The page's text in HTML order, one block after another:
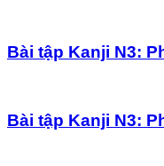
Bài tập Kanji N3:
Bài tập Kanji N3: